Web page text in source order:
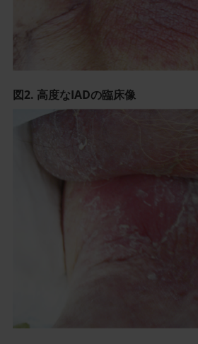
図2. 高度なIADの臨床像